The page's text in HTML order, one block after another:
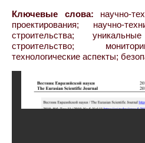
Ключевые слова: научно-
проектирования; научно-
строительства;
строительство;
технологические аспекты;